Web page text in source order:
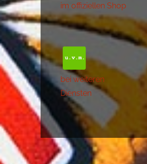
im offiziellen Shop
bei weiteren
Diensten